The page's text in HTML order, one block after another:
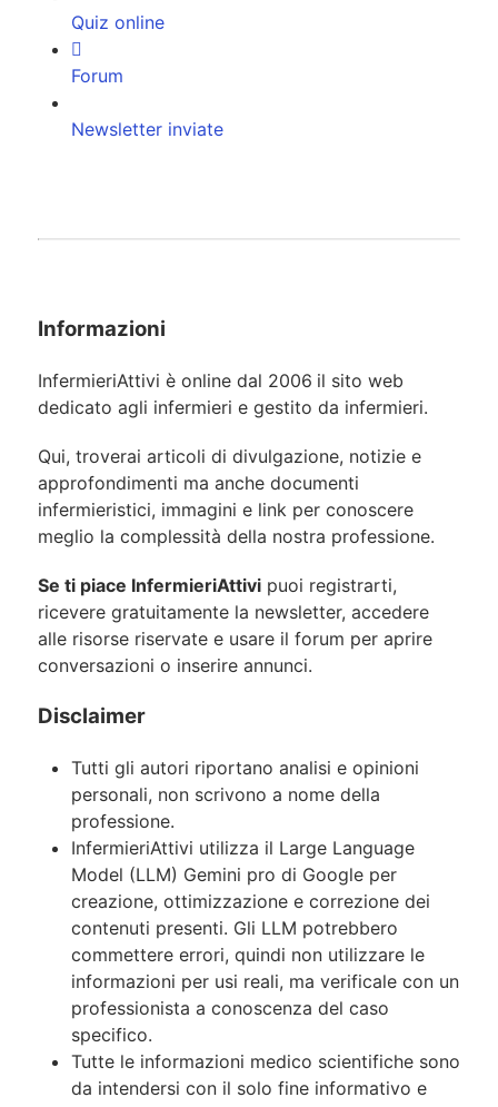
Quiz online
Forum
Newsletter inviate
Informazioni
InfermieriAttivi è online dal 2006 il sito web
dedicato agli infermieri e gestito da infermieri.
Qui, troverai articoli di divulgazione, notizie e
approfondimenti ma anche documenti
infermieristici, immagini e link per conoscere
meglio la complessità della nostra professione.
Se ti piace InfermieriAttivi puoi registrarti,
ricevere gratuitamente la newsletter, accedere
alle risorse riservate e usare il forum per aprire
conversazioni o inserire annunci.
Disclaimer
Tutti gli autori riportano analisi e opinioni
personali, non scrivono a nome della
professione.
InfermieriAttivi utilizza il Large Language
Model (LLM) Gemini pro di Google per
creazione, ottimizzazione e correzione dei
contenuti presenti. Gli LLM potrebbero
commettere errori, quindi non utilizzare le
informazioni per usi reali, ma verificale con un
professionista a conoscenza del caso
specifico.
Tutte le informazioni medico scientifiche sono
da intendersi con il solo fine informativo e